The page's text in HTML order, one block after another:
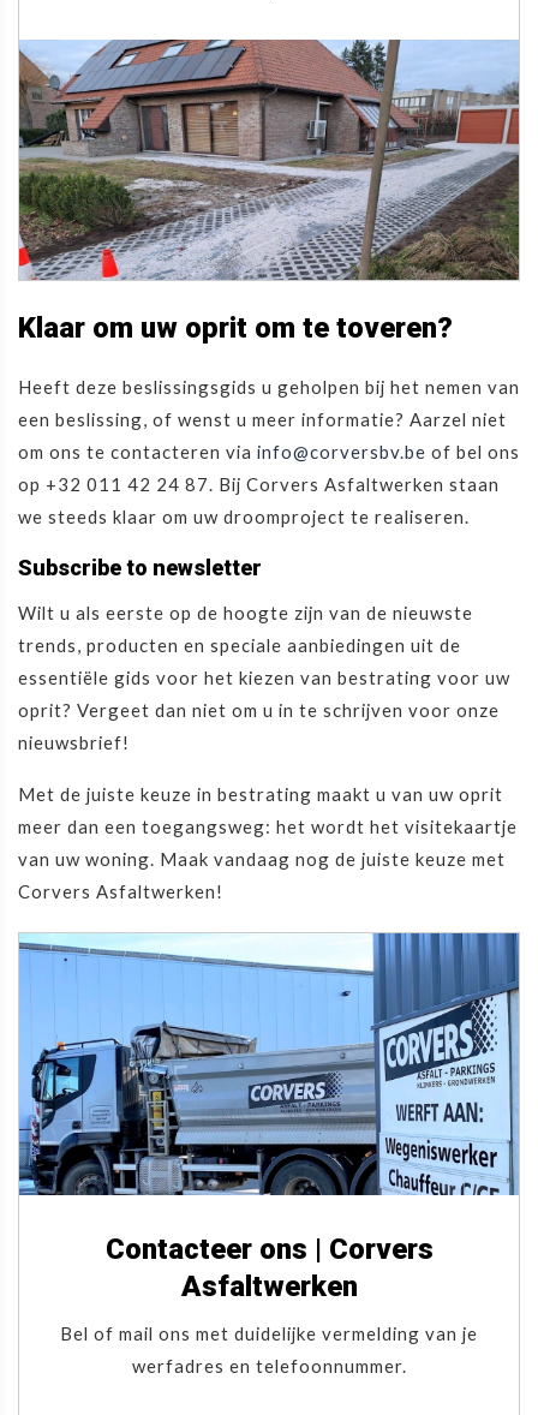
Klaar om uw oprit om te toveren?
Heeft deze beslissingsgids u geholpen bij het nemen van
een beslissing, of wenst u meer informatie? Aarzel niet
om ons te contacteren via info@corversbv.be of bel ons
op +32 011 42 24 87. Bij Corvers Asfaltwerken staan
we steeds klaar om uw droomproject te realiseren.
Subscribe to newsletter
Wilt u als eerste op de hoogte zijn van de nieuwste
trends, producten en speciale aanbiedingen uit de
essentiële gids voor het kiezen van bestrating voor uw
oprit? Vergeet dan niet om u in te schrijven voor onze
nieuwsbrief!
Met de juiste keuze in bestrating maakt u van uw oprit
meer dan een toegangsweg: het wordt het visitekaartje
van uw woning. Maak vandaag nog de juiste keuze met
Corvers Asfaltwerken!
Contacteer ons | Corvers
Asfaltwerken
Bel of mail ons met duidelijke vermelding van je
werfadres en telefoonnummer.